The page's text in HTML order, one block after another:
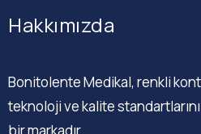
Hakkımızda
Bonitolente Medikal, renkli
teknoloji ve kalite